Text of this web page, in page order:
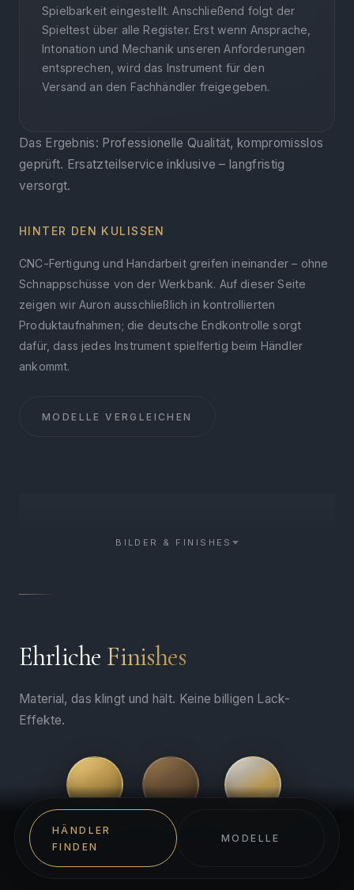
Spielbarkeit eingestellt. Anschließend folgt der
Spieltest über alle Register. Erst wenn Ansprache,
Intonation und Mechanik unseren Anforderungen
entsprechen, wird das Instrument für den
Versand an den Fachhändler freigegeben.
Das Ergebnis: Professionelle Qualität, kompromisslos
geprüft. Ersatzteilservice inklusive – langfristig
versorgt.
HINTER DEN KULISSEN
CNC-Fertigung und Handarbeit greifen ineinander – ohne
Schnappschüsse von der Werkbank. Auf dieser Seite
zeigen wir Auron ausschließlich in kontrollierten
Produktaufnahmen; die deutsche Endkontrolle sorgt
dafür, dass jedes Instrument spielfertig beim Händler
ankommt.
MODELLE VERGLEICHEN
BILDER & FINISHES
Ehrliche Finishes
Material, das klingt und hält. Keine billigen Lack-
Effekte.
BRONZE MATT
Robust und zeitlos. Alle Finishes auch beim Händler
vergleichbar.
HÄNDLER
FINDEN
MODELLE